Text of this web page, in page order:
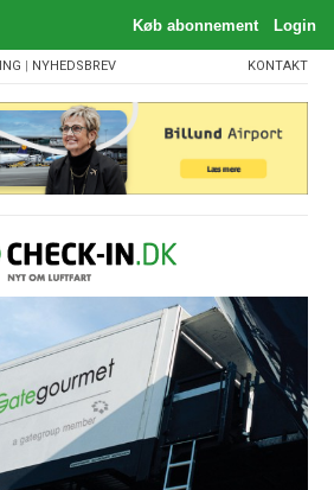
| NYHEDSBREV KONTAKT